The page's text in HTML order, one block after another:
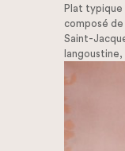
Plat typique
composé
Saint-